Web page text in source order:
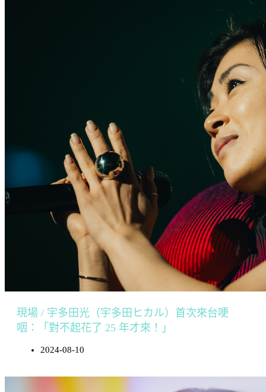
現場 / 宇多田光（宇多田ヒカル）首次來台哽
咽：「對不起花了 25 年才來！」
2024-08-10